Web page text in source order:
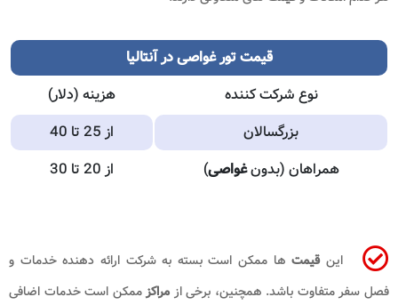
قیمت تور غواصی در آنتالیا
نوع شرکت کننده
هزینه (دلار)
بزرگسالان
از 25 تا 40
همراهان (بدونغواصی) از 20 تا 30
اینقیمت ها ممکن است بسته به شرکت ارائه دهنده خدمات و
فصل سفر متفاوت باشد. همچنین، برخی از مراکزممکن است خدمات اضافی